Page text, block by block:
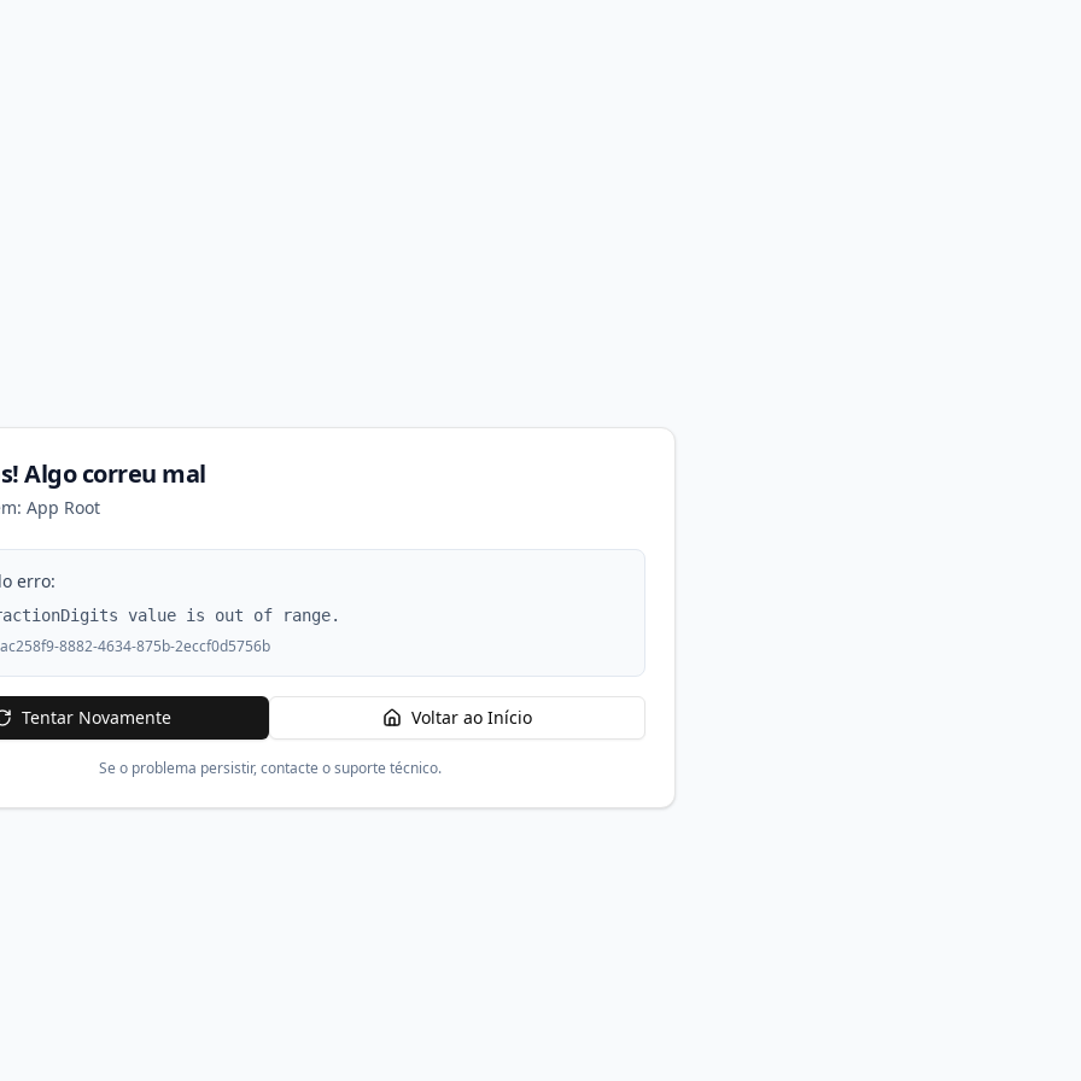
Algo correu mal
App Root
erro:
value is out of range.
8882-4634-875b-2eccf0d5756b
Tentar Novamente Voltar ao Início
Se o problema persistir, contacte o suporte técnico.